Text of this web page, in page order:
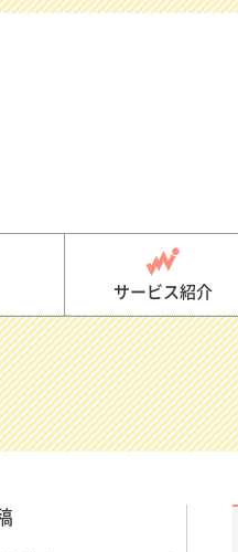
続支援A
サービス紹介